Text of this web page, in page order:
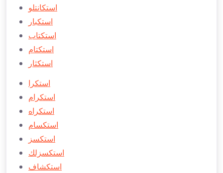
استكانتلو
استكبار
استكتاب
استكتام
استكثار
استكرا
استكرام
استكراه
استكسام
استكسز
استكسزلك
استكشاف